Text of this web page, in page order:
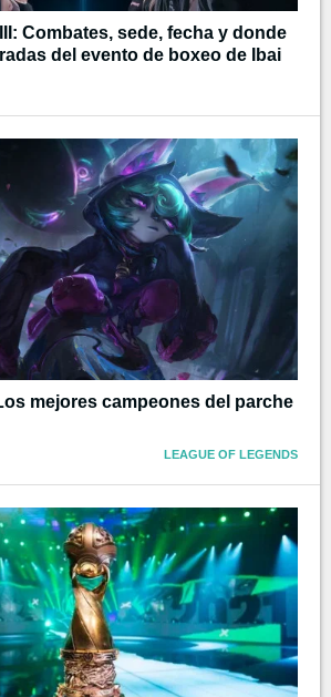
Combates, sede, fecha y donde
del evento de boxeo de Ibai
mejores campeones del parche
LEAGUE OF LEGENDS